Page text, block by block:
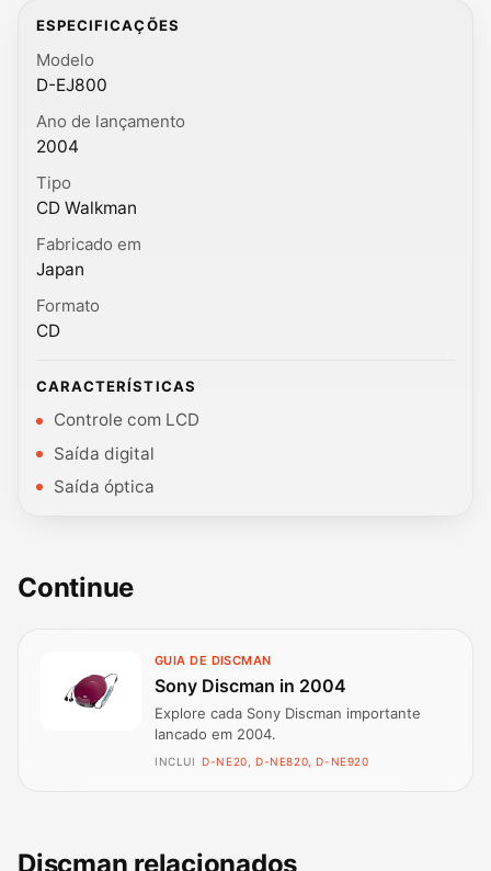
ESPECIFICAÇÕES
Modelo
D-EJ800
Ano de lançamento
2004
Tipo
CD Walkman
Fabricado em
Japan
Formato
CD
CARACTERÍSTICAS
Controle com LCD
Saída digital
Saída óptica
Continue
GUIA DE DISCMAN
Sony Discman in 2004
Explore cada Sony Discman importante
lancado em 2004.
INCLUI D-NE20, D-NE820, D-NE920
Discman relacionados